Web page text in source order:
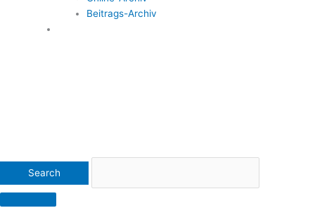
Beitrags-Archiv